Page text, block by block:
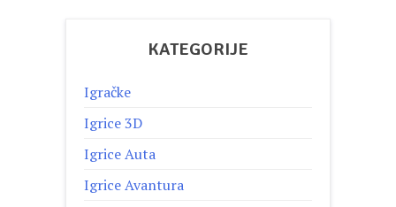
KATEGORIJE
Igračke
Igrice 3D
Igrice Auta
Igrice Avantura